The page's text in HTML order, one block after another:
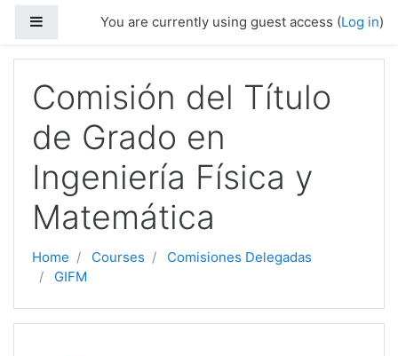
Side panelYou are currently using guest access (Log in)
Comisión del Título
de Grado en
Ingeniería Física y
Matemática
Home Courses
Comisiones Delegadas
GIFM